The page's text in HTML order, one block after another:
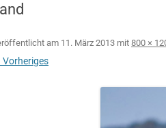
ROLLMORAD —
am 11. März 2013 mit 800 ×